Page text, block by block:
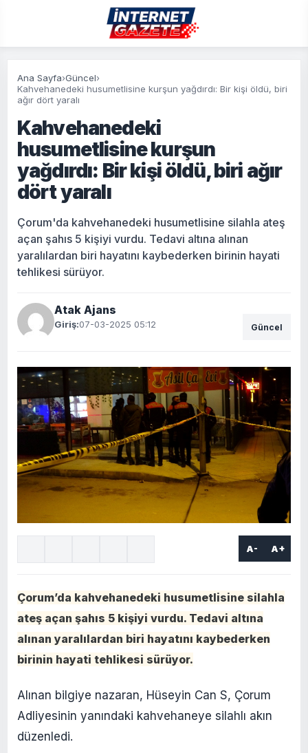
Ana Sayfa›Güncel›
Kahvehanedeki husumetlisine kurşun yağdırdı: Bir kişi öldü, biri
ağır dört yaralı
Kahvehanedeki
husumetlisine kurşun
yağdırdı: Bir kişi öldü, biri ağır
dört yaralı
Çorum'da kahvehanedeki husumetlisine silahla ateş
açan şahıs 5 kişiyi vurdu. Tedavi altına alınan
yaralılardan biri hayatını kaybederken birinin hayati
tehlikesi sürüyor.
Atak Ajans
Giriş:07-03-2025 05:12 Güncel
A- A+
Çorum’da kahvehanedeki husumetlisine silahla
ateş açan şahıs 5 kişiyi vurdu. Tedavi altına
alınan yaralılardan biri hayatını kaybederken
birinin hayati tehlikesi sürüyor.
Alınan bilgiye nazaran, Hüseyin Can S, Çorum
Adliyesinin yanındaki kahvehaneye silahlı akın
düzenledi.